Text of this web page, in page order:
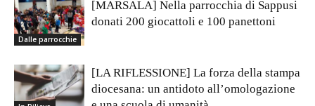
Dalle parrocchie
[MARSALA] Nella parrocchia di Sappusi
donati 200 giocattoli e 100 panettoni
[LA RIFLESSIONE] La forza della stampa
diocesana: un antidoto all’omologazione